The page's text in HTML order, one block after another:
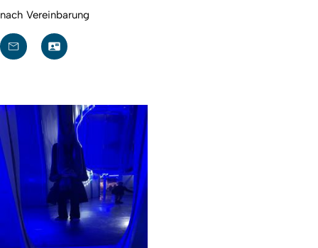
nach Vereinbarung